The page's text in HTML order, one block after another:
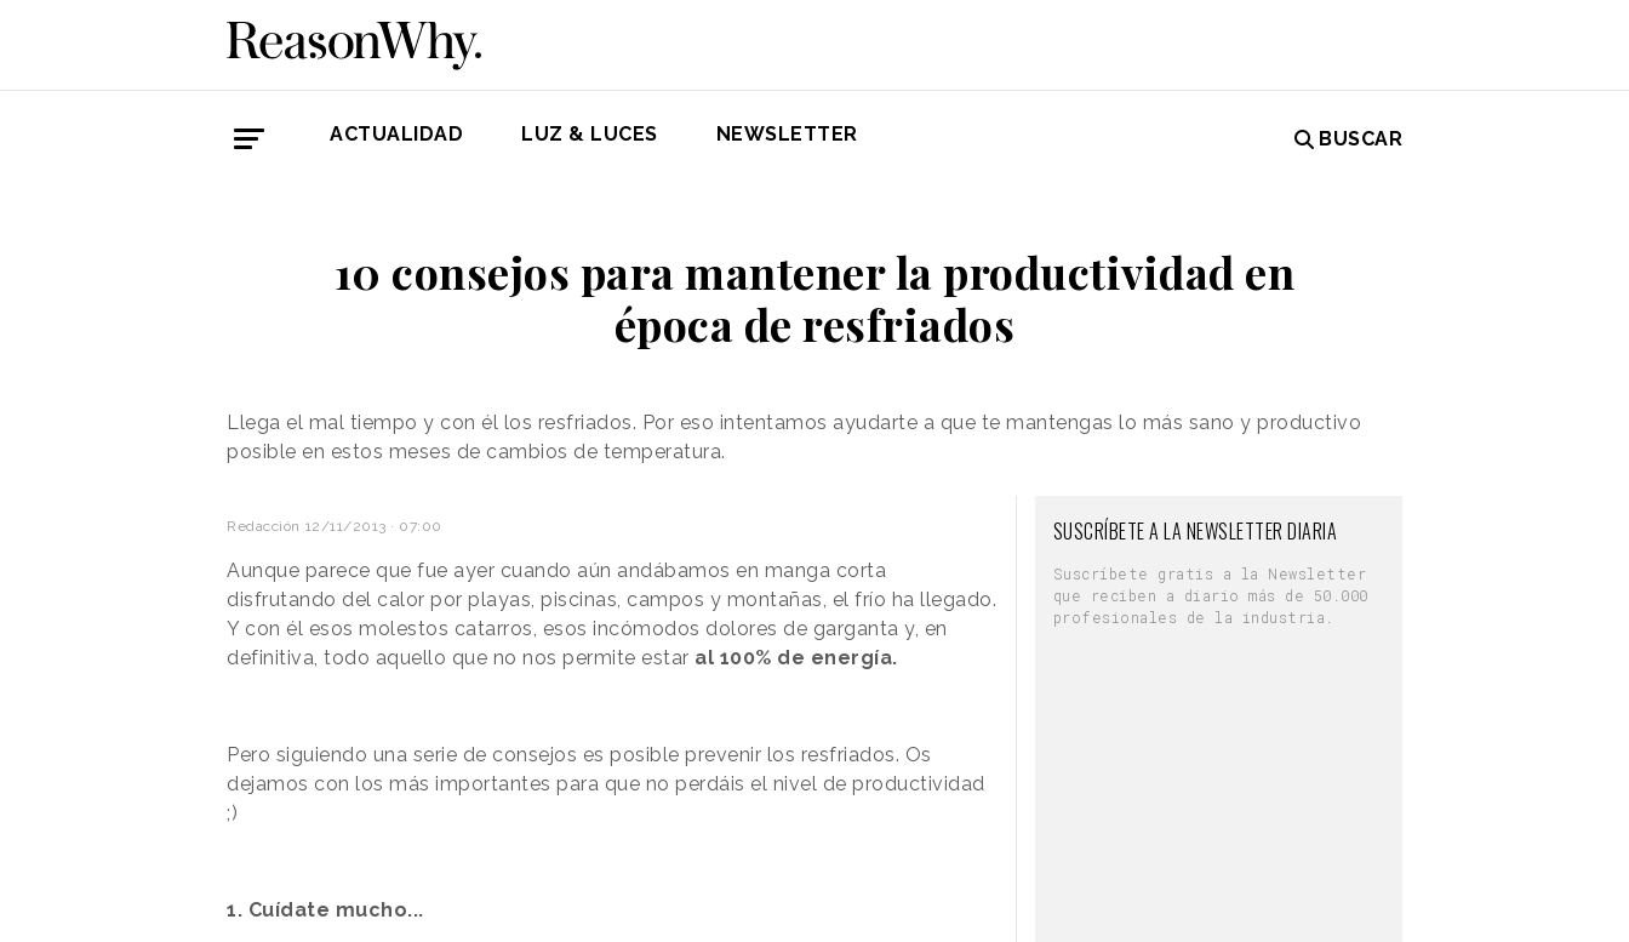
ACTUALIDAD LUZ & LUCES NEWSLETTER BUSCAR
10 consejos para mantener la productividad en
época de resfriados
Llega el mal tiempo y con él los resfriados. Por eso intentamos ayudarte a que te mantengas lo más sano y productivo
posible en estos meses de cambios de temperatura.
Redacción 12/11/2013 · 07:00
Aunque parece que fue ayer cuando aún andábamos en manga corta
disfrutando del calor por playas, piscinas, campos y montañas, el frío ha llegado.
Y con él esos molestos catarros, esos incómodos dolores de garganta y, en
definitiva, todo aquello que no nos permite estar al 100% de energía.
Pero siguiendo una serie de consejos es posible prevenir los resfriados. Os
dejamos con los más importantes para que no perdáis el nivel de productividad
;)
1. Cuídate mucho...
SUSCRÍBETE A LA NEWSLETTER DIARIA
Suscríbete gratis a la Newsletter
que reciben a diario más de 50.000
profesionales de la industria.